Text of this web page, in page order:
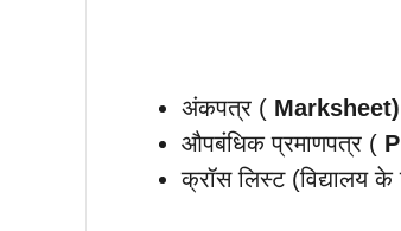
अंकपत्र ( Marksheet)
औपबंधिक प्रमाणपत्र (
क्रॉस लिस्ट (विद्यालय के